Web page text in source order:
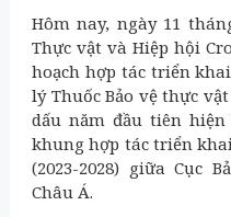
Hôm nay, ngày 11
Thực vật và Hiệp hội
hoạch hợp tác triển
lý Thuốc Bảo vệ thực
dấu năm đầu tiên
khung hợp tác triển
(2023-2028) giữa Cục
Châu Á.